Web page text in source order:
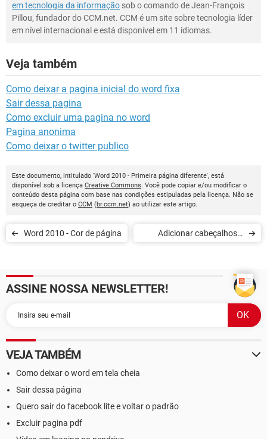
em tecnologia da informação sob o comando de Jean-François
Pillou, fundador do CCM.net. CCM é um site sobre tecnologia líder
em nível internacional e está disponível em 11 idiomas.
Veja também
Como deixar a pagina inicial do word fixa
Sair dessa pagina
Como excluir uma pagina no word
Pagina anonima
Como deixar o twitter publico
Este documento, intitulado 'Word 2010 - Primeira página diferente', está
disponível sob a licença Creative Commons. Você pode copiar e/ou modificar o
conteúdo desta página com base nas condições estipuladas pela licença. Não se
esqueça de creditar o CCM (br.ccm.net) ao utilizar este artigo.
Word 2010 - Cor de página
Adicionar cabeçalhos e
ASSINE NOSSA NEWSLETTER!
VEJA TAMBÉM
Como deixar o word em tela cheia
Sair dessa página
Quero sair do facebook lite e voltar o padrão
Excluir pagina pdf